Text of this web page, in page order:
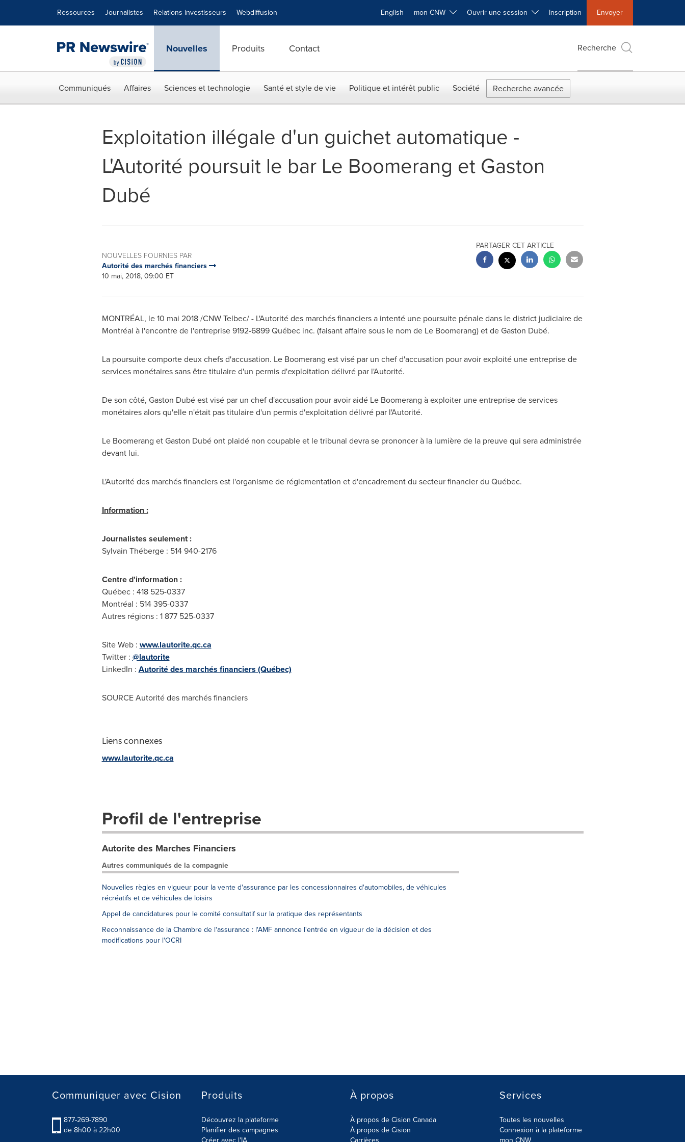
Ressources Journalistes Relations investisseurs Webdiffusion English mon CNW Ouvrir une session Inscription Envoyer
Nouvelles Produits Contact Recherche
Communiqués Affaires Sciences et technologie Santé et style de vie Politique et intérêt public Société Recherche avancée
Exploitation illégale d'un guichet automatique -
L'Autorité poursuit le bar Le Boomerang et Gaston
Dubé
NOUVELLES FOURNIES PAR
Autorité des marchés financiers
10 mai, 2018, 09:00 ET
PARTAGER CET ARTICLE
MONTRÉAL, le 10 mai 2018 /CNW Telbec/ - L'Autorité des marchés financiers a intenté une poursuite pénale dans le district judiciaire de
Montréal à l'encontre de l'entreprise 9192-6899 Québec inc. (faisant affaire sous le nom de Le Boomerang) et de Gaston Dubé.
La poursuite comporte deux chefs d'accusation. Le Boomerang est visé par un chef d'accusation pour avoir exploité une entreprise de
services monétaires sans être titulaire d'un permis d'exploitation délivré par l'Autorité.
De son côté, Gaston Dubé est visé par un chef d'accusation pour avoir aidé Le Boomerang à exploiter une entreprise de services
monétaires alors qu'elle n'était pas titulaire d'un permis d'exploitation délivré par l'Autorité.
Le Boomerang et Gaston Dubé ont plaidé non coupable et le tribunal devra se prononcer à la lumière de la preuve qui sera administrée
devant lui.
L'Autorité des marchés financiers est l'organisme de réglementation et d'encadrement du secteur financier du Québec.
Information :
Journalistes seulement :
Sylvain Théberge : 514 940-2176
Centre d'information :
Québec : 418 525-0337
Montréal : 514 395-0337
Autres régions : 1 877 525-0337
Site Web : www.lautorite.qc.ca
Twitter : @lautorite
LinkedIn : Autorité des marchés financiers (Québec)
SOURCE Autorité des marchés financiers
Liens connexes
www.lautorite.qc.ca
Profil de l'entreprise
Autorite des Marches Financiers
Autres communiqués de la compagnie
Nouvelles règles en vigueur pour la vente d'assurance par les concessionnaires d'automobiles, de véhicules
récréatifs et de véhicules de loisirs
Appel de candidatures pour le comité consultatif sur la pratique des représentants
Reconnaissance de la Chambre de l'assurance : l'AMF annonce l'entrée en vigueur de la décision et des
modifications pour l'OCRI
Communiquer avec Cision
877-269-7890
de 8h00 à 22h00
Produits
Découvrez la plateforme
Planifier des campagnes
À propos
À propos de Cision Canada
À propos de Cision
Services
Toutes les nouvelles
Connexion à la plateforme